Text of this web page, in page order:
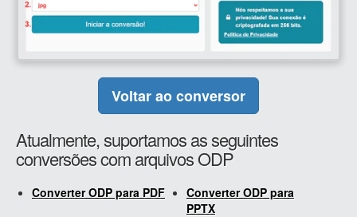
Voltar ao conversor
Atualmente, suportamos as seguintes
conversões com arquivos ODP
Converter ODP para PDF
Converter ODP para
PPTX